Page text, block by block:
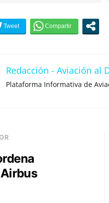
Redacción - Aviación al
Plataforma Informativa de